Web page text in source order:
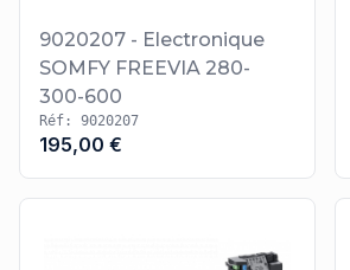
9020207 - Electronique
SOMFY FREEVIA 280-
300-600
Réf: 9020207
195,00 €